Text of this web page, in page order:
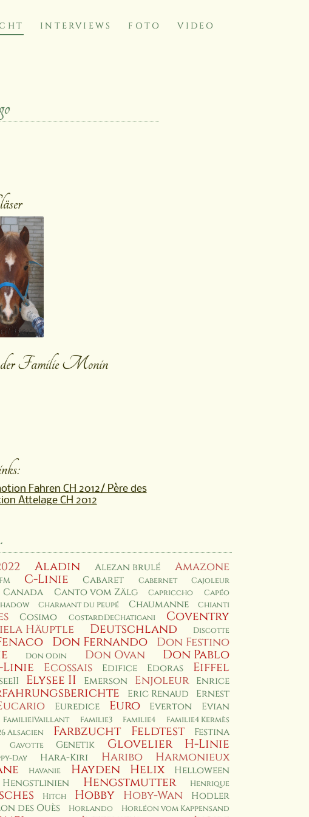
INTERVIEWS FOTO VIDEO
der Familie Monin
Fahren CH 2012/ Père des
Attelage CH 2012
Aladin Alezan brulé Amazone
C-Linie Cabaret Cabernet Cajoleur
Canada Canto vom Zälg Capriccho
Capéo
Charmant du Peupé Chaumanne Chianti
Cosimo CostardDeChatigani Coventry
Häuptle Deutschland Discotte
Don Fernando Don Festino
Don Odin Don Ovan Don Pablo
Linie Ecossais Edifice Edoras
Eiffel
Elysee II Emerson Enjoleur
Enrice
Eric Renaud
Ernest
Euredice Euro Everton
Evian
Familie1Vaillant Familie3 Familie4
Familie4 Kermès
Alsacien Farbzucht Feldtest Festina
Gavotte Genetik Glovelier
H-Linie
Day Hara-Kiri Haribo Harmonieux
Havanie Hayden Helix Helloween
Hengstlinien Hengstmutter Henrique
Hitch Hobby Hoby-Wan Hodler
des Ouès Horlando
Horléon vom Kappensand